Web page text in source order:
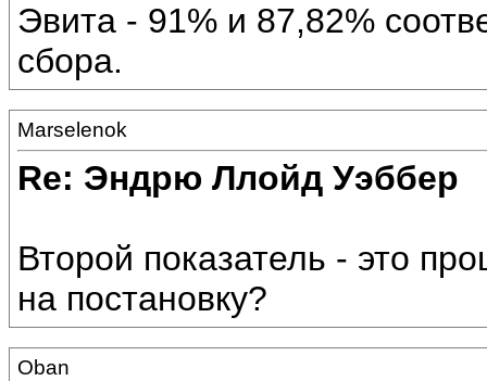
Эвита - 91% и 87,82%
сбора.
Marselenok
Re: Эндрю Ллойд Уэббер
Второй показатель - это
на постановку?
Oban